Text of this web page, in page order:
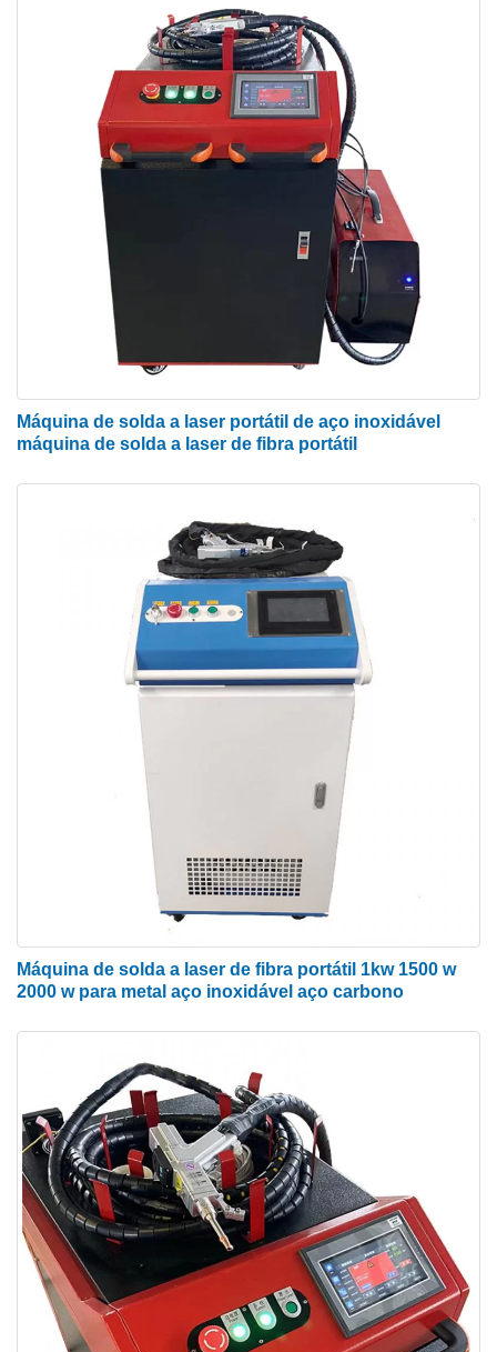
Máquina de solda a laser portátil de aço inoxidável
máquina de solda a laser de fibra portátil
Máquina de solda a laser de fibra portátil 1kw 1500 w
2000 w para metal aço inoxidável aço carbono